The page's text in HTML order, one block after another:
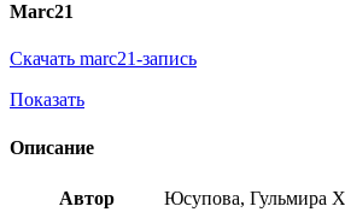
Marc21
Скачать marc21-запись
Показать
Описание
Автор Юсупова, Гульмира